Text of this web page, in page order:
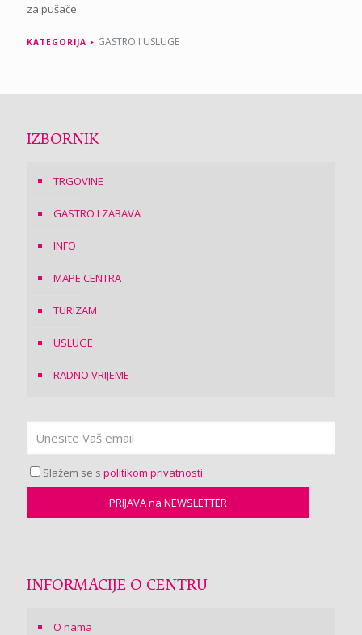
za pušače.
KATEGORIJA GASTRO I USLUGE
IZBORNIK
TRGOVINE
GASTRO I ZABAVA
INFO
MAPE CENTRA
TURIZAM
USLUGE
RADNO VRIJEME
Slažem se s politikom privatnosti
INFORMACIJE O CENTRU
O nama